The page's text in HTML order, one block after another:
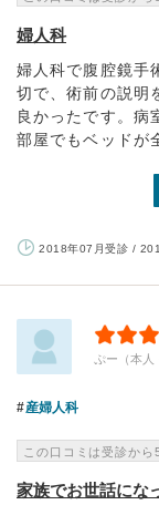
婦人科
婦人科で腹腔鏡手
切で、術前の説明
良かったです。病
部屋でもベッドが
2018年07月受診 /
ぷー（本
産婦人科
この口コミは受診から
家族でお世話にな